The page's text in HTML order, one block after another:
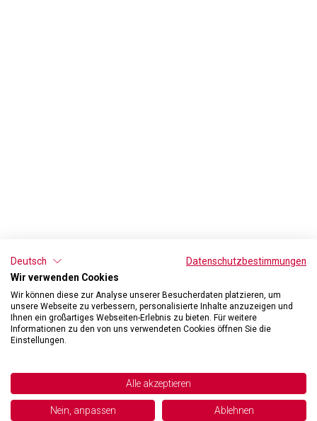
Deutsch
Datenschutzbestimmungen
Wir verwenden Cookies
Wir können diese zur Analyse unserer Besucherdaten platzieren, um
unsere Webseite zu verbessern, personalisierte Inhalte anzuzeigen und
Ihnen ein großartiges Webseiten-Erlebnis zu bieten. Für weitere
Informationen zu den von uns verwendeten Cookies öffnen Sie die
Einstellungen.
Alle akzeptieren
Nein, anpassen Ablehnen